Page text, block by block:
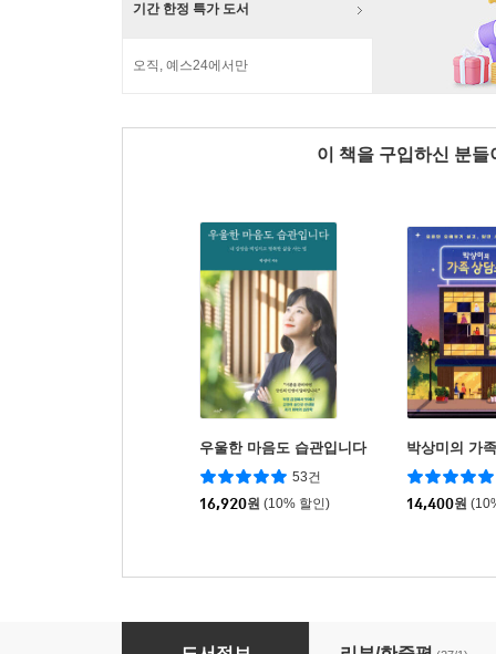
기간 한정 특가 도서
오직, 예스24에서만
이 책을 구입하신 분
우울한 마음도 습관입니다
53건
16,920원 (10% 할인)
박상미의 가
14,400원
박상미의 고민사전 : 청소년·학부모편